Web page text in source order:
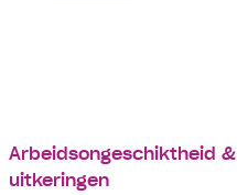
Arbeids­­ongeschiktheid &
uitkeringen